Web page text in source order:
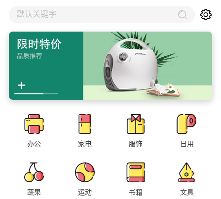
默认关键字
办公 家电 服饰 日用
蔬果 运动 书籍 文具